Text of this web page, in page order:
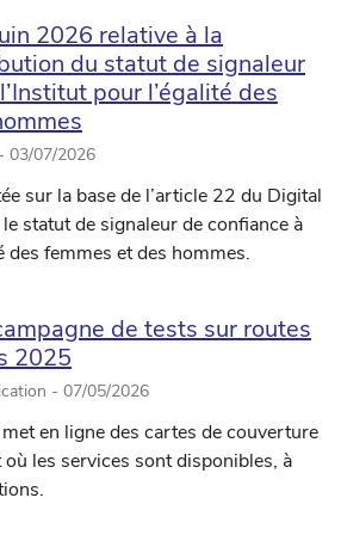
2026 relative à la
du statut de signaleur
pour l’égalité des
03/07/2026
sur la base de l’article 22 du Digital
statut de signaleur de confiance à
des femmes et des hommes.
de tests sur routes
2025
- 07/05/2026
en ligne des cartes de couverture
les services sont disponibles, à